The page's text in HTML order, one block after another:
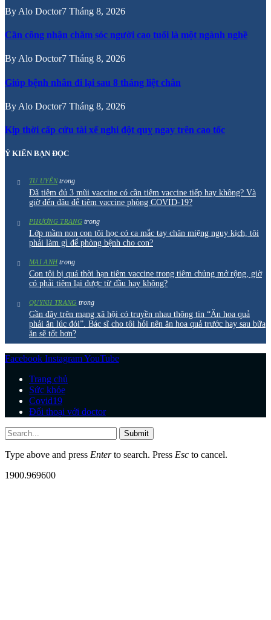
By Alo Doctor7 Tháng 8, 2026
Cần công nhận chăm sóc người cao tuổi là một ngành nghề
By Alo Doctor7 Tháng 8, 2026
Giúp bệnh nhân đi lại sau 8 tháng liệt chân
By Alo Doctor7 Tháng 8, 2026
Kịp thời cấp cứu tài xế nghi đột quỵ ngay trên cao tốc
Ý KIẾN BẠN ĐỌC
TU UYÊNtrong
Đã tiêm đủ 3 mũi vaccine có cần tiêm vaccine tiếp hay không? Và
giờ đến đâu để tiêm vaccine phòng COVID-19?
PHƯƠNG TRANGtrong
Lớp mầm non con tôi học có ca mắc tay chân miệng nguy kịch, tôi
phải làm gì để phòng bệnh cho con?
MAI ANH trong
Con tôi bị quá thời hạn tiêm vaccine trong tiêm chủng mở rộng, giờ
có phải tiêm lại được từ đầu hay không?
QUYNH TRANG trong
Gần đây trên mạng xã hội có truyền nhau thông tin “Ăn hoa quả
phải ăn lúc đói”. Bác sĩ cho tôi hỏi nên ăn hoa quả trước hay sau bữa
ăn sẽ tốt hơn?
Facebook InstagramYouTube
Trang chủ
Sức khỏe
Covid19
Đối thoại với doctor
Submit
Type above and press Enterto search. Press Esc to cancel.
1900.969600